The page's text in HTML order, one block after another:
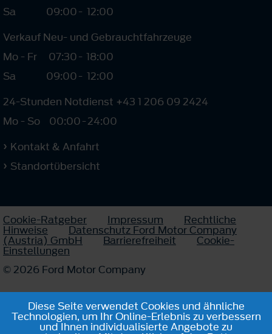
Sa
09:00- 12:00
Verkauf Neu- und Gebrauchtfahrzeuge
Mo - Fr
07:30- 18:00
Sa
09:00- 12:00
24-Stunden Notdienst +43 1 206 09 2424
Mo - So
00:00-24:00
Kontakt & Anfahrt
Standortübersicht
Cookie-Ratgeber Impressum Rechtliche
Hinweise Datenschutz Ford Motor Company
(Austria) GmbH Barrierefreiheit Cookie-
Einstellungen
© 2026 Ford Motor Company
Diese Seite verwendet Cookies und ähnliche
Technologien, um Ihr Online-Erlebnis zu verbessern
und Ihnen individualisierte Angebote zu